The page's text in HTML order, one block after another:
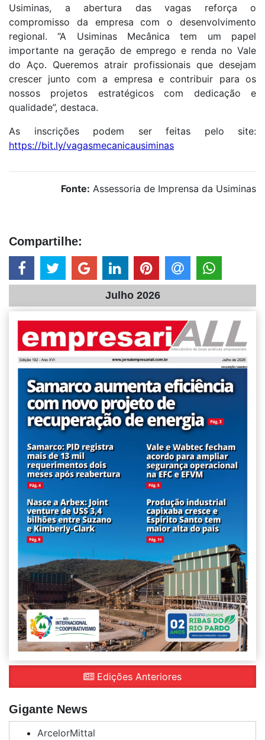
Usiminas, a abertura das vagas reforça o
compromisso da empresa com o desenvolvimento
regional. “A Usiminas Mecânica tem um papel
importante na geração de emprego e renda no Vale
do Aço. Queremos atrair profissionais que desejam
crescer junto com a empresa e contribuir para os
nossos projetos estratégicos com dedicação e
qualidade”, destaca.
As inscrições podem ser feitas pelo site:
https://bit.ly/vagasmecanicausiminas
Fonte: Assessoria de Imprensa da Usiminas
Compartilhe:
Julho 2026
Edições Anteriores
Gigante News
ArcelorMittal